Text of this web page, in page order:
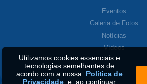
Eventos
Galeria de Fotos
Notícias
Vídeos
Utilizamos cookies essenciais e
tecnologias semelhantes de
acordo com a nossa Política de
Privacidadee, ao continuar